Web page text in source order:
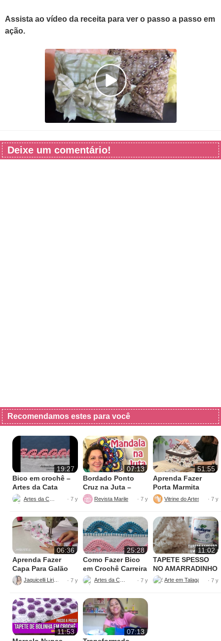
Assista ao vídeo da receita para ver o passo a passo em
ação.
Deixe um comentário!
Recomendamos estes para você
19:27
Bico em crochê –
Artes da Cata
· 7 y
07:13
Bordado Ponto
Cruz na Juta –
Fácil de Fazer
Revista Marileny Ponto Cruz
· 7 y
51:55
Aprenda Fazer
Porta Marmita
Térmica
Vitrine do Artesanato
· 7 y
06:36
Aprenda Fazer
Capa Para Galão
de Água – 20 litros
Jaquicelli Liriane · 7 y
25:28
Como Fazer Bico
em Crochê Carreira
Única
Artes da Cata · 7 y
11:02
TAPETE SPESSO
NO AMARRADINHO
PERFEITO
· 7 y
11:53
07:13